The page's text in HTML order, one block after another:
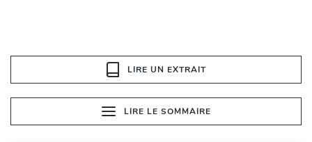
LIRE UN EXTRAIT
LIRE LE SOMMAIRE